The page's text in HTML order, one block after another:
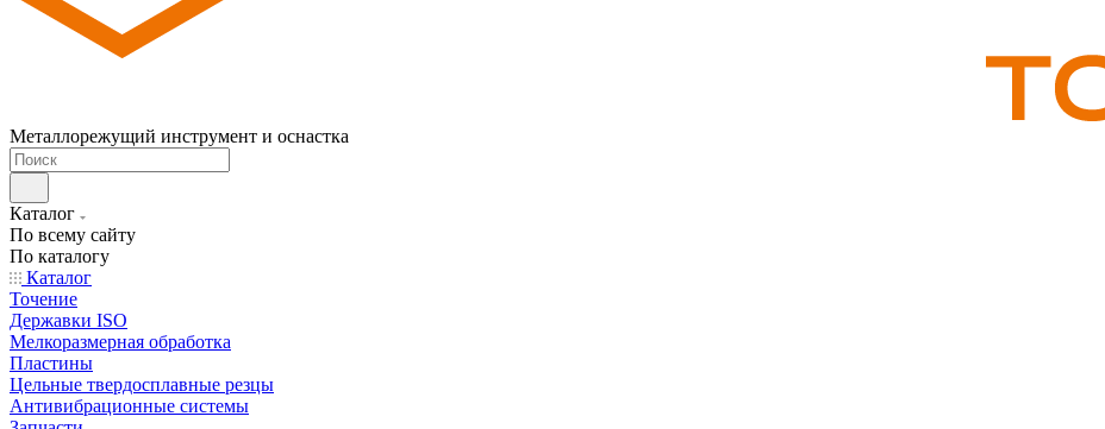
Металлорежущий инструмент и оснастка
Каталог
По всему сайту
По каталогу
Каталог
Точение
Державки ISO
Мелкоразмерная обработка
Пластины
Цельные твердосплавные резцы
Антивибрационные системы